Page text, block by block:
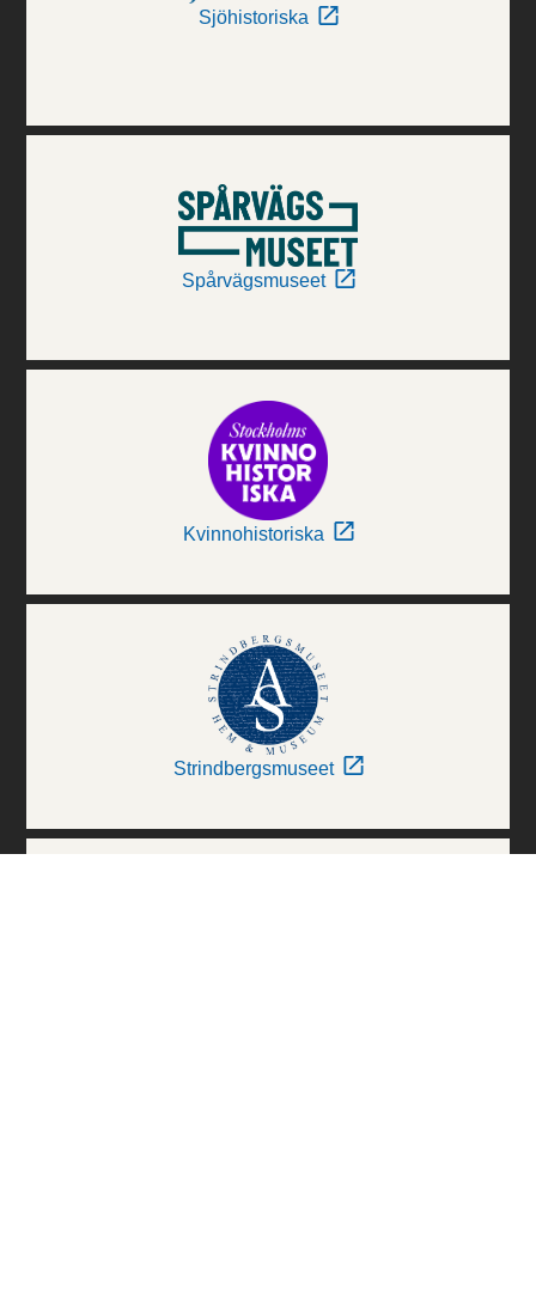
Sjöhistoriska
Spårvägsmuseet
Kvinnohistoriska
Strindbergsmuseet